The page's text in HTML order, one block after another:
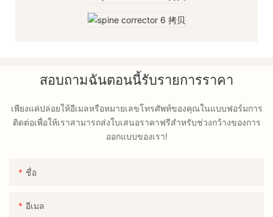
สอบถามฉันตอนนี้รับรายการราคา
เพียงแค่ปล่อยให้อีเมลหรือหมายเลขโทรศัพท์ของคุณในแบบฟอร์มการ
ติดต่อเพื่อให้เราสามารถส่งใบเสนอราคาฟรีสำหรับช่วงกว้างของการ
ออกแบบของเรา!
ชื่อ
อีเมล